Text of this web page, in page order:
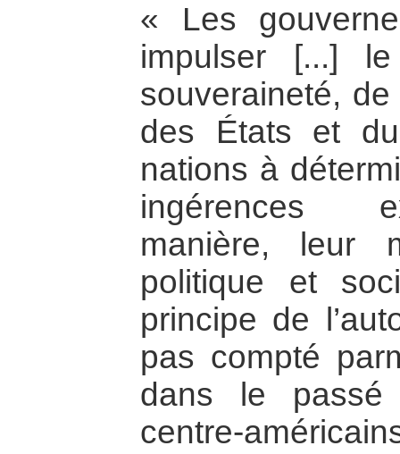
« Les
impulser [...]
souveraineté, de
des États et
nations à
ingérences
manière, leur
politique et
principe de
pas compté
dans le passé
centre-